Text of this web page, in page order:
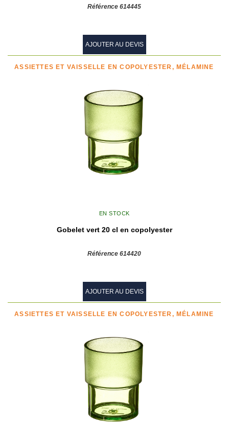
Référence 614445
AJOUTER AU DEVIS
ASSIETTES ET VAISSELLE EN COPOLYESTER, MÉLAMINE
EN STOCK
Gobelet vert 20 cl en copolyester
Référence 614420
AJOUTER AU DEVIS
ASSIETTES ET VAISSELLE EN COPOLYESTER, MÉLAMINE